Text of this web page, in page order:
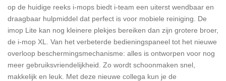
op de huidige reeks i-mops biedt i-team een uiterst wendbaar en
draagbaar hulpmiddel dat perfect is voor mobiele reiniging. De
imop Lite kan nog kleinere plekjes bereiken dan zijn grotere broer,
de i-mop XL. Van het verbeterde bedieningspaneel tot het nieuwe
overloop beschermingsmechanisme: alles is ontworpen voor nog
meer gebruiksvriendelijkheid. Zo wordt schoonmaken snel,
makkelijk en leuk. Met deze nieuwe collega kun je de